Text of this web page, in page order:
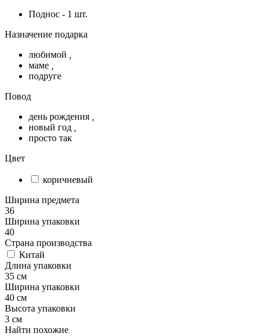
Поднос - 1 шт.
Назначение подарка
любимой
маме
подруге
Повод
день рождения
новый год
просто так
Цвет
коричневый
Ширина предмета
36
Ширина упаковки
40
Страна производства
Китай
Длина упаковки
35 см
Ширина упаковки
40 см
Высота упаковки
3 см
Найти похожие